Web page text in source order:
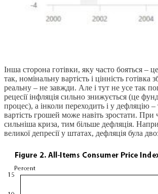
Інша сторона готівки, яку часто бояться –
так, номінальну вартість і цінність готівка
реальну – не завжди. Але і тут не усе так
рецесії інфляція сильно знижується (це
процес), а інколи переходить і у дефляцію –
вартість грошей може навіть зростати. При
сильніша криза, тим більше дефляція.
великої депресії у штатах, дефляція була